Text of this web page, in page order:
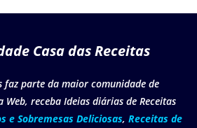
Casa das Receitas
faz parte da maior comunidade de
Web, receba Ideias diárias de Receitas
e Sobremesas Deliciosas, Receitas de